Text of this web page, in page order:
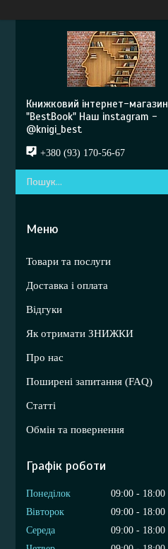
Книжковий інтернет-магазин
"BestBook" Наш instagram -
@knigi_best
+380 (93) 170-56-67
Товари та послуги
Доставка і оплата
Відгуки
Як отримати ЗНИЖКИ
Про нас
Поширені запитання (FAQ)
Статті
Обмін та повернення
Графік роботи
Понеділок 09:00
18:00
Вівторок
09:00
18:00
Середа
09:00
18:00